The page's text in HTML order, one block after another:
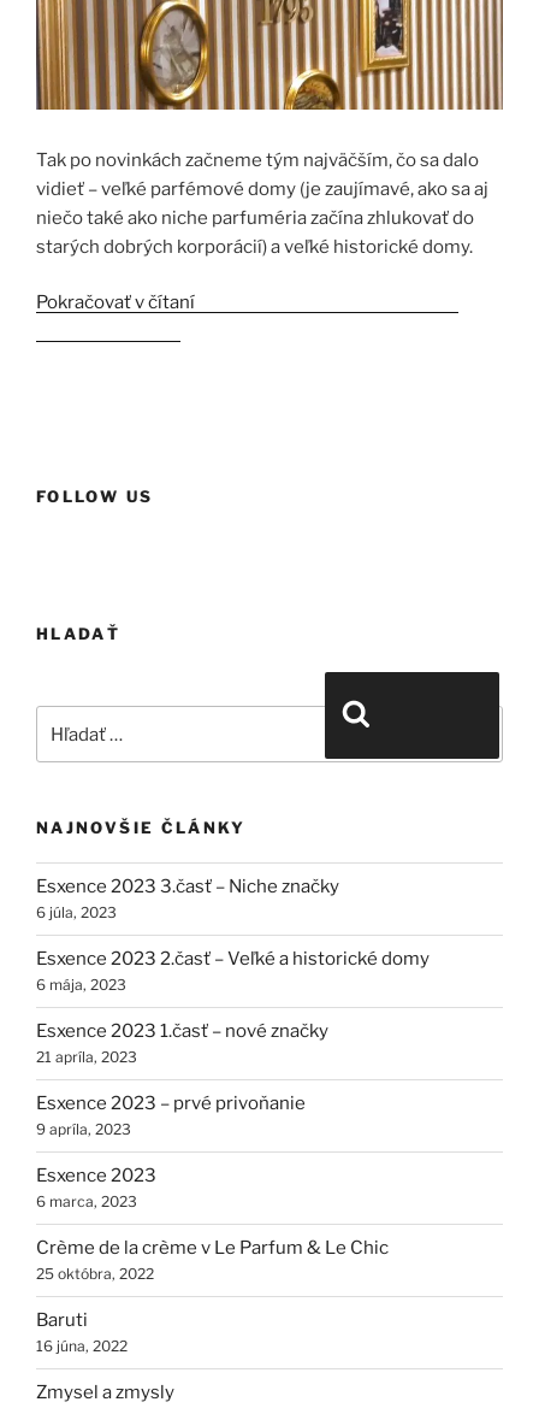
Tak po novinkách začneme tým najväčším, čo sa dalo
vidieť – veľké parfémové domy (je zaujímavé, ako sa aj
niečo také ako niche parfuméria začína zhlukovať do
starých dobrých korporácií) a veľké historické domy.
Pokračovať v čítaní
FOLLOW US
HLADAŤ
NAJNOVŠIE ČLÁNKY
Esxence 2023 3.časť – Niche značky
6 júla, 2023
Esxence 2023 2.časť – Veľké a historické domy
6 mája, 2023
Esxence 2023 1.časť – nové značky
21 apríla, 2023
Esxence 2023 – prvé privoňanie
9 apríla, 2023
Esxence 2023
6 marca, 2023
Crème de la crème v Le Parfum & Le Chic
25 októbra, 2022
Baruti
16 júna, 2022
Zmysel a zmysly